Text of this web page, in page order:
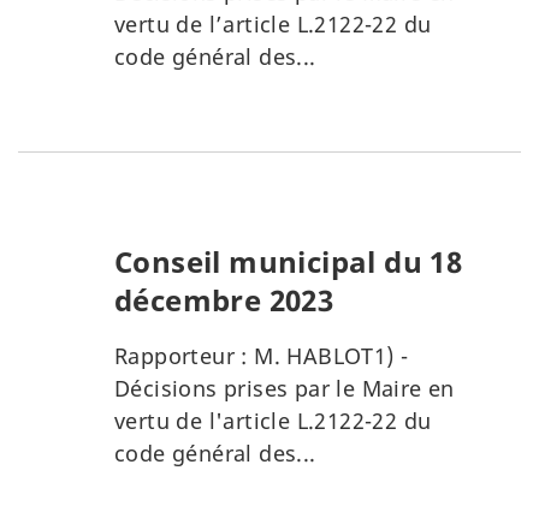
vertu de l’article L.2122-22 du
code général des...
Conseil municipal du 18
décembre 2023
Rapporteur : M. HABLOT1) -
Décisions prises par le Maire en
vertu de l'article L.2122-22 du
code général des...